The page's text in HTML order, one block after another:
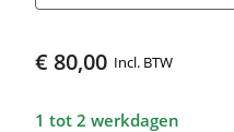
€ 80,00 Incl. BTW
1 tot 2 werkdagen